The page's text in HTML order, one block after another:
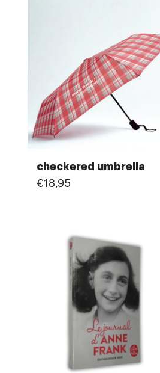
checkered umbrella
€18,95